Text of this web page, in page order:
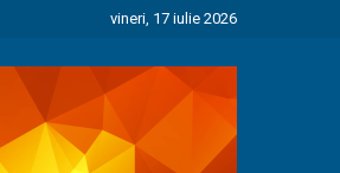
vineri, 17 iulie 2026